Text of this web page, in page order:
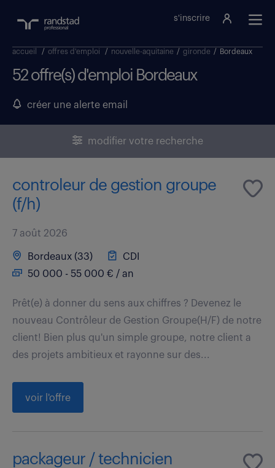
s'inscrire
accueil / offres d'emploi / nouvelle-aquitaine / gironde / Bordeaux
52 offre(s) d'emploi Bordeaux
créer une alerte email
modifier votre recherche
controleur de gestion groupe
(f/h)
7 août 2026
Bordeaux (33)
CDI
50 000 - 55 000 € / an
Prêt(e) à donner du sens aux chiffres ? Devenez le
nouveau Contrôleur de Gestion Groupe(H/F) de notre
client! Bien plus qu'un simple groupe, notre client a
des projets ambitieux et rayonne sur des...
voir l'offre
packageur / technicien